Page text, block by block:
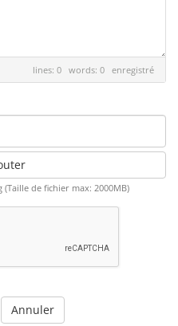
lines: 0 words: 0 enregistré
de fichier max: 2000MB)
Annuler